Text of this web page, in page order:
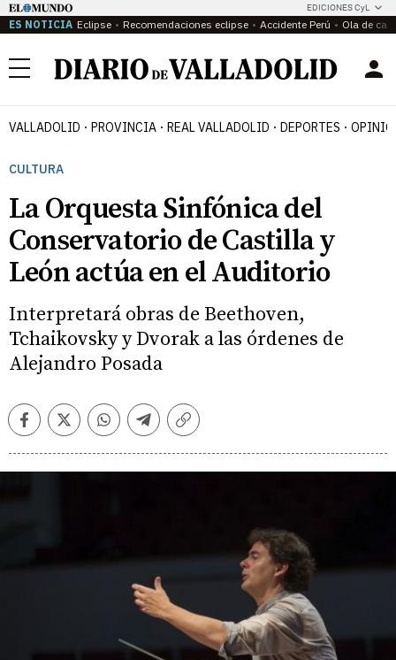
EDICIONES CyL
ES NOTICIA Eclipse Recomendaciones eclipse Accidente Perú Ola de
Menú
VALLADOLID PROVINCIA REAL VALLADOLID DEPORTES
CULTURA
La Orquesta Sinfónica del
Conservatorio de Castilla y
León actúa en el Auditorio
Interpretará obras de Beethoven,
Tchaikovsky y Dvorak a las órdenes de
Alejandro Posada
FacebookTwitterWhatsappTelegramCopiar